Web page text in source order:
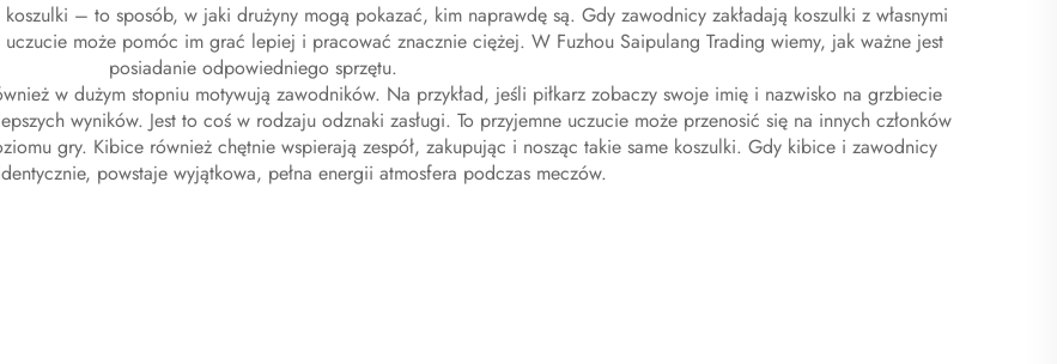
– to sposób, w jaki drużyny mogą pokazać, kim naprawdę są. Gdy zawodnicy zakładają koszulki z własnymi
może pomóc im grać lepiej i pracować znacznie ciężej. W Fuzhou Saipulang Trading wiemy, jak ważne jest
posiadanie odpowiedniego sprzętu.
w dużym stopniu motywują zawodników. Na przykład, jeśli piłkarz zobaczy swoje imię i nazwisko na grzbiecie
wyników. Jest to coś w rodzaju odznaki zasługi. To przyjemne uczucie może przenosić się na innych członków
gry. Kibice również chętnie wspierają zespół, zakupując i nosząc takie same koszulki. Gdy kibice i zawodnicy
powstaje wyjątkowa, pełna energii atmosfera podczas meczów.